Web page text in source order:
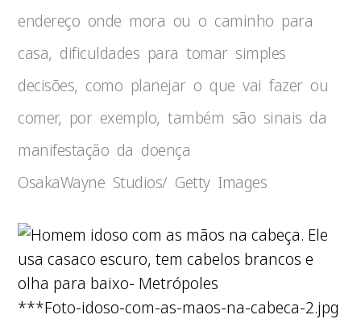
endereço onde mora ou o caminho para
casa, dificuldades para tomar simples
decisões, como planejar o que vai fazer ou
comer, por exemplo, também são sinais da
manifestação da doença
OsakaWayne Studios/ Getty Images
***Foto-idoso-com-as-maos-na-cabeca-2.jpg